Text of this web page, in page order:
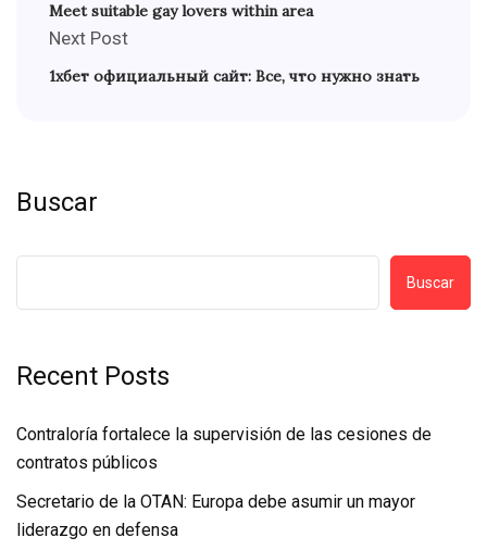
Meet suitable gay lovers within area
Next Post
1хбет официальный сайт: Все, что нужно знать
Buscar
Buscar
Recent Posts
Contraloría fortalece la supervisión de las cesiones de
contratos públicos
Secretario de la OTAN: Europa debe asumir un mayor
liderazgo en defensa